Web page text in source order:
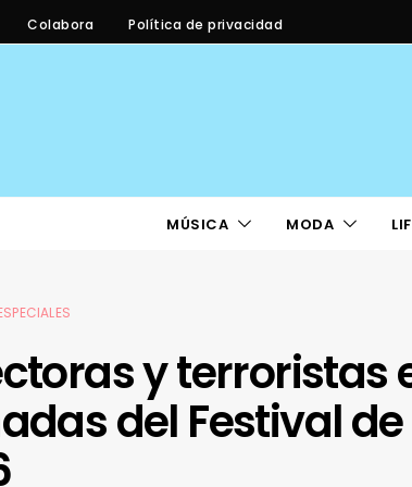
Colabora Política de privacidad
MÚSICA MODA
y terroristas
del Festival